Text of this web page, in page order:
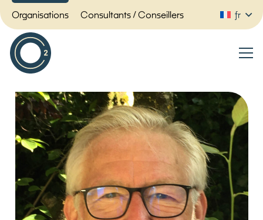
Organisations Consultants / Conseillers fr